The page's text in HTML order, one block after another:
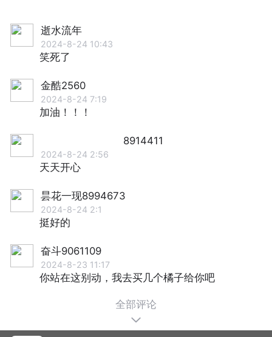
逝水流年
2024-8-24 10:43
笑死了
金酷2560
2024-8-24 7:19
加油！！！
8914411
2024-8-24 2:56
天天开心
昙花一现8994673
2024-8-24 2:1
挺好的
奋斗9061109
2024-8-23 11:17
你站在这别动，我去买几个橘子给你吧
全部评论